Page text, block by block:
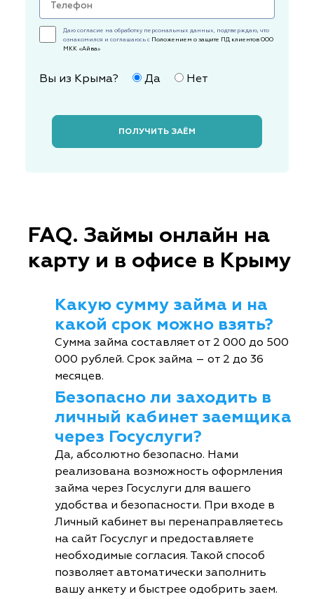
Даю согласие на обработку персональных данных, подтверждаю, что
ознакомился и соглашаюсь с Положением о защите ПД клиентов ООО
МКК «Айва»
Вы из Крыма? Да Нет
ПОЛУЧИТЬ ЗАЁМ
FAQ. Займы онлайн на
карту и в офисе в Крыму
Какую сумму займа и на
какой срок можно взять?
Сумма займа составляет от 2 000 до 500
000 рублей. Срок займа – от 2 до 36
месяцев.
Безопасно ли заходить в
личный кабинет заемщика
через Госуслуги?
Да, абсолютно безопасно. Нами
реализована возможность оформления
займа через Госуслуги для вашего
удобства и безопасности. При входе в
Личный кабинет вы перенаправляетесь
на сайт Госуслуг и предоставляете
необходимые согласия. Такой способ
позволяет автоматически заполнить
вашу анкету и быстрее одобрить заем.